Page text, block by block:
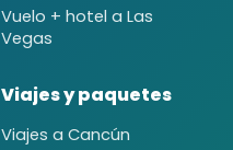
Vuelo + hotel a Las
Vegas
Viajes y paquetes
Viajes a Cancún